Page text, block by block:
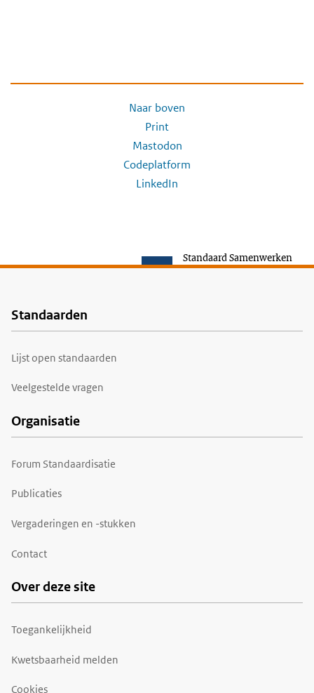
Naar boven
Print
Mastodon
Codeplatform
LinkedIn
Standaard Samenwerken
Voet
Standaarden
Lijst open standaarden
Veelgestelde vragen
Organisatie
Forum Standaardisatie
Publicaties
Vergaderingen en -stukken
Contact
Over deze site
Toegankelijkheid
Kwetsbaarheid melden
Cookies